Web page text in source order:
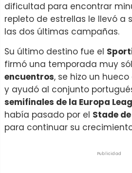
dificultad para encontrar
repleto de estrellas le llevó a
las dos últimas campañas.
Su último destino fue el
firmó una temporada muy
encuentros, se hizo un
y ayudó al conjunto
semifinales de la Europa
había pasado por el Stade
para continuar su
Publicidad